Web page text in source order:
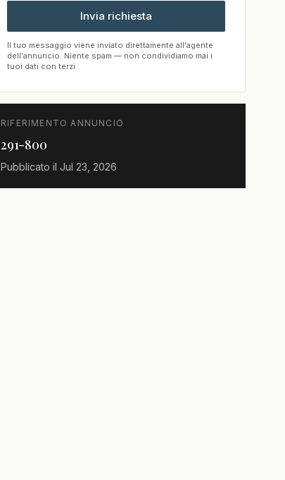
Invia richiesta
Il tuo messaggio viene inviato direttamente all'agente
dell'annuncio. Niente spam — non condividiamo mai i
tuoi dati con terzi.
RIFERIMENTO ANNUNCIO
291-800
Pubblicato il Jul 23, 2026